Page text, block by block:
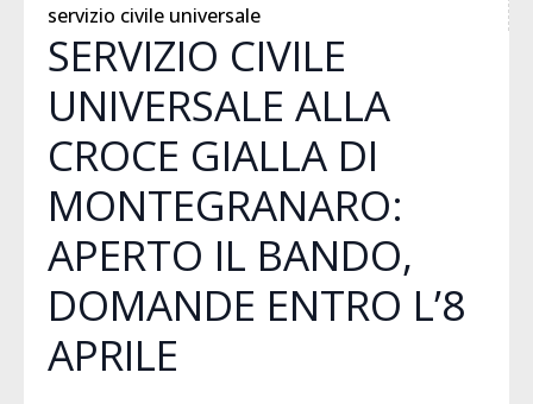
servizio civile universale
SERVIZIO CIVILE
UNIVERSALE ALLA
CROCE GIALLA DI
MONTEGRANARO:
APERTO IL BANDO,
DOMANDE ENTRO L’8
APRILE